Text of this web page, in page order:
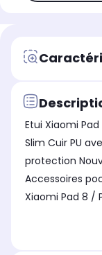
Etui Xiaomi Pad 8 / Pad 8
Slim Cuir PU
protection Nouvel
Accessoires